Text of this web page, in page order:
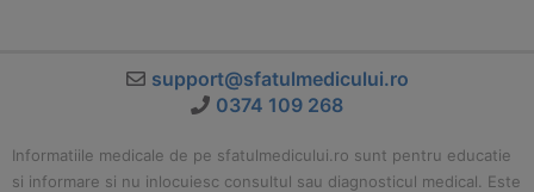
support@sfatulmedicului.ro
0374 109 268
Informatiile medicale de pe sfatulmedicului.ro sunt pentru educatie
si informare si nu inlocuiesc consultul sau diagnosticul medical. Este